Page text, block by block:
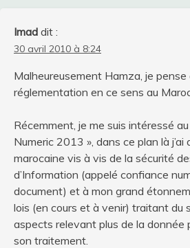
Imad dit :
30 avril 2010 à 8:24
Malheureusement Hamza, je pense
réglementation en ce sens au
Récemment, je me suis intéressé
Numeric 2013 », dans ce plan là
marocaine vis à vis de la sécurité
d’Information (appelé confiance
document) et à mon grand
lois (en cours et à venir) traitant du
aspects relevant plus de la donnée
son traitement.